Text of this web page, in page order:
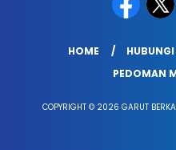
HOME
PEDOMAN
COPYRIGHT © 2026 GARUT